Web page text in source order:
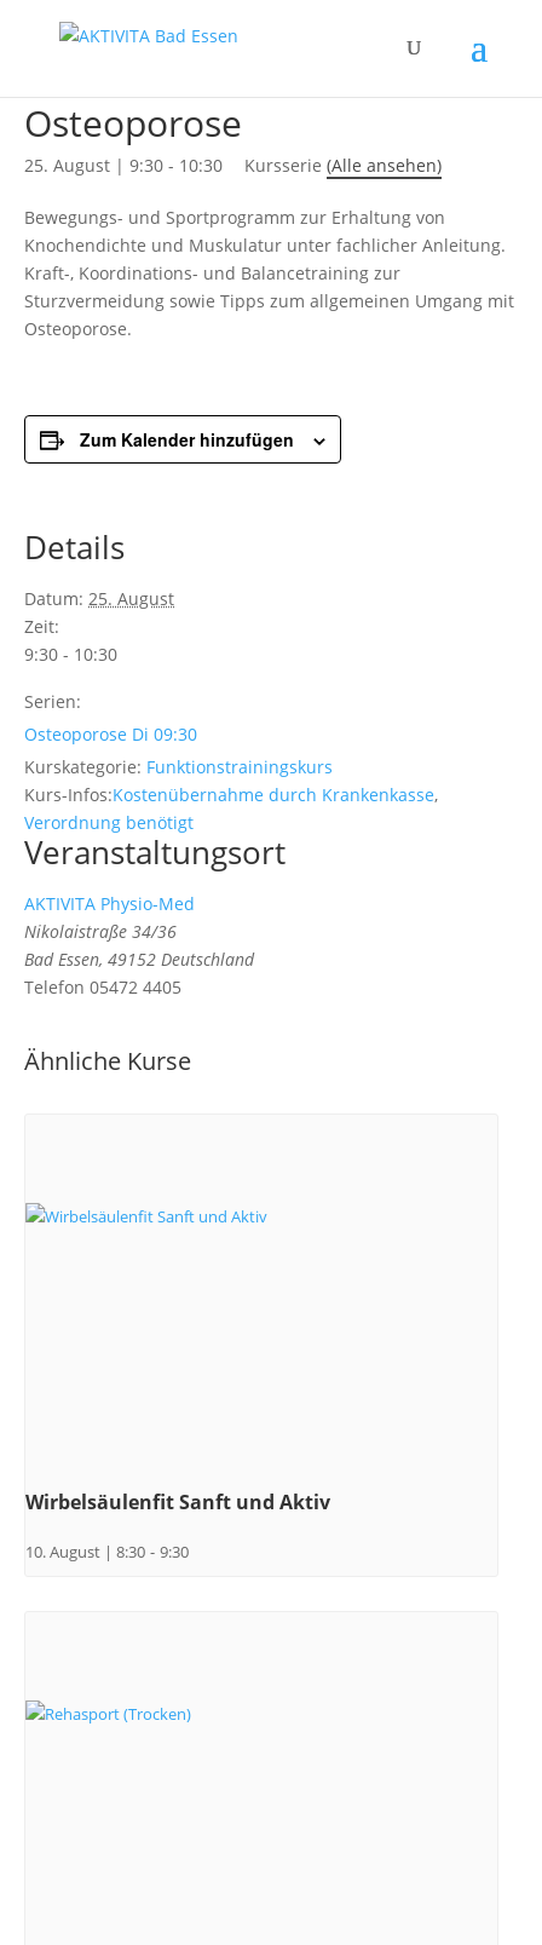
Osteoporose
25. August | 9:30 - 10:30 Kursserie (Alle ansehen)
Bewegungs- und Sportprogramm zur Erhaltung von
Knochendichte und Muskulatur unter fachlicher Anleitung.
Kraft-, Koordinations- und Balancetraining zur
Sturzvermeidung sowie Tipps zum allgemeinen Umgang mit
Osteoporose.
Zum Kalender hinzufügen
Details
Datum: 25. August
Zeit:
9:30 - 10:30
Serien:
Osteoporose Di 09:30
Kurskategorie: Funktionstrainingskurs
Kurs-Infos:Kostenübernahme durch Krankenkasse,
Verordnung benötigt
Veranstaltungsort
AKTIVITA Physio-Med
Nikolaistraße 34/36
Bad Essen, 49152 Deutschland
Telefon 05472 4405
Ähnliche Kurse
Wirbelsäulenfit Sanft und Aktiv
10. August | 8:30 - 9:30